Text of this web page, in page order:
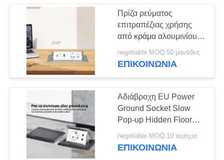
διασκέψεων
Μηχανοποιημένος
ανελκυστήρας TV
27
Πρίζα ρεύματος
επιτραπέζιας χρήσης
από κράμα αλουμινίου
με αναδυόμενο
μηχανισμό, πρίζα EU με
negotiable MOQ:50 μονάδες
ΕΠΙΚΟΙΝΩΝΊΑ
Αδιάβροχη EU Power
Ground Socket Slow
Pop-up Hidden Floor
Socket με χαμηλή τιμή
negotiable MOQ:10 τεμάχια
ΕΠΙΚΟΙΝΩΝΊΑ